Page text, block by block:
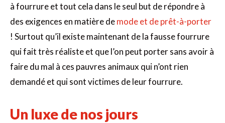
à fourrure et tout cela dans le seul but de répondre à
des exigences en matière demode et de prêt-à-porter
! Surtout qu’il existe maintenant de la fausse fourrure
qui fait très réaliste et que l’on peut porter sans avoir à
faire du mal à ces pauvres animaux qui n’ont rien
demandé et qui sont victimes de leur fourrure.
Un luxe de nos jours